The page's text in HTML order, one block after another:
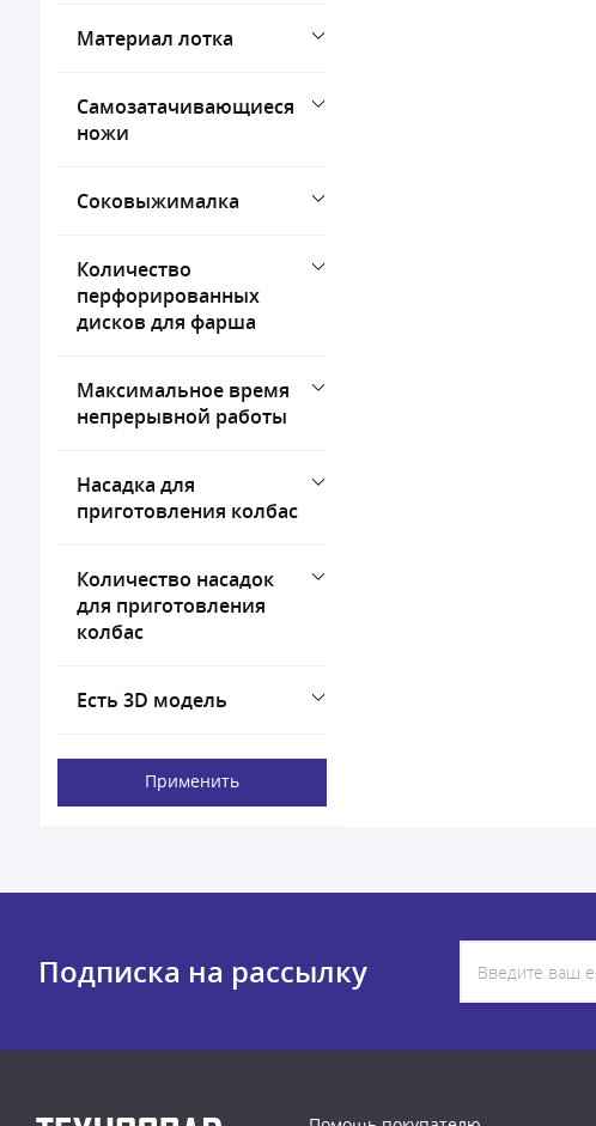
Материал лотка
Самозатачивающиеся
ножи
Соковыжималка
Количество
перфорированных
дисков для фарша
Максимальное время
непрерывной работы
Насадка для
приготовления колбас
Количество насадок
для приготовления
колбас
Есть 3D модель
Применить
Подписка на рассылку